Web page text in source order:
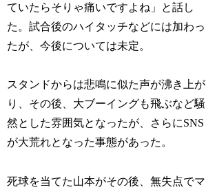
ていたらそりゃ痛いですよね」と話し
た。試合後のハイタッチなどには加わっ
たが、今後については未定。
スタンドからは悲鳴に似た声が沸き上が
り、その後、大ブーイングも飛ぶなど騒
然とした雰囲気となったが、さらにSNS
が大荒れとなった事態があった。
死球を当てた山本がその後、無失点でマ